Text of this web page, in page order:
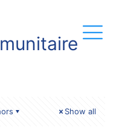
Show all